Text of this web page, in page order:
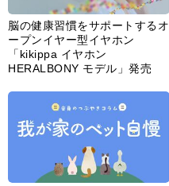
脳の健康習慣をサポートするオ
ープンイヤー型イヤホン
「kikippa イヤホン
HERALBONY モデル」発売